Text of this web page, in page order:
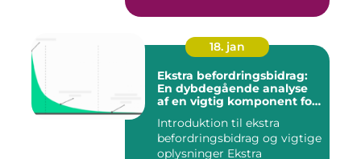
18. jan
Ekstra befordringsbidrag:
En dybdegående analyse
af en vigtig komponent for
Introduktion til ekstra
befordringsbidrag og vigtige
oplysninger Ekstra